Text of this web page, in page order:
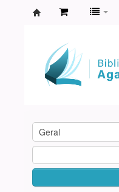
Agamenon
Magalhães